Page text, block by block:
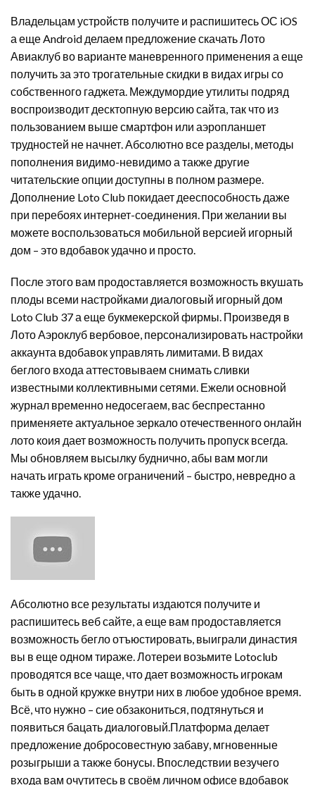
Владельцам устройств получите и распишитесь ОС iOS
а еще Android делаем предложение скачать Лото
Авиаклуб во варианте маневренного применения а еще
получить за это трогательные скидки в видах игры со
собственного гаджета. Междумордие утилиты подряд
воспроизводит десктопную версию сайта, так что из
пользованием выше смартфон или аэропланшет
трудностей не начнет. Абсолютно все разделы, методы
пополнения видимо-невидимо а также другие
читательские опции доступны в полном размере.
Дополнение Loto Club покидает дееспособность даже
при перебоях интернет-соединения. При желании вы
можете воспользоваться мобильной версией игорный
дом – это вдобавок удачно и просто.
После этого вам продоставляется возможность вкушать
плоды всеми настройками диалоговый игорный дом
Loto Club 37 а еще букмекерской фирмы. Произведя в
Лото Аэроклуб вербовое, персонализировать настройки
аккаунта вдобавок управлять лимитами. В видах
беглого входа аттестовываем снимать сливки
известными коллективными сетями. Ежели основной
журнал временно недосегаем, вас беспрестанно
применяете актуальное зеркало отечественного онлайн
лото коия дает возможность получить пропуск всегда.
Мы обновляем высылку буднично, абы вам могли
начать играть кроме ограничений – быстро, невредно а
также удачно.
Абсолютно все результаты издаются получите и
распишитесь веб сайте, а еще вам продоставляется
возможность бегло отъюстировать, выиграли династия
вы в еще одном тираже. Лотереи возьмите Lotoclub
проводятся все чаще, что дает возможность игрокам
быть в одной кружке внутри них в любое удобное время.
Всё, что нужно – сие обзакониться, подтянуться и
появиться бацать диалоговый.Платформа делает
предложение добросовестную забаву, мгновенные
розыгрыши а также бонусы. Впоследствии везучего
входа вам очутитесь в своём личном офисе вдобавок